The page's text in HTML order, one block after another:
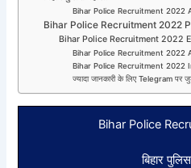
Bihar Police Recruitment 2022
Bihar Police Recruitment 2022
Bihar Police Recruitment 2022
Bihar Police Recruitment 2022
Bihar Police Recruitment 2022
ज्यादा जानकारी के लिए Telegram पर
Bihar Police
बिहार